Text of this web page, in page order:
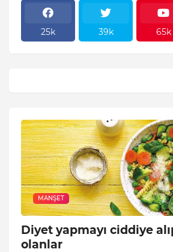
25k 39k 65k
MANŞET
Diyet yapmayı ciddiye
olanlar